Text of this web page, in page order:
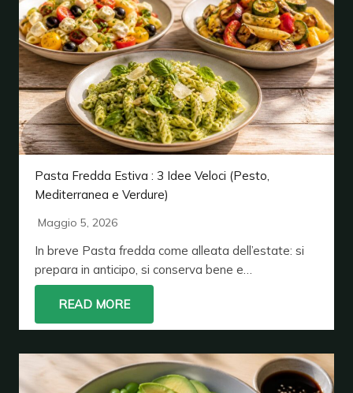
Pasta Fredda Estiva : 3 Idee Veloci (Pesto,
Mediterranea e Verdure)
Maggio 5, 2026
In breve Pasta fredda come alleata dell’estate: si
prepara in anticipo, si conserva bene e…
READ MORE